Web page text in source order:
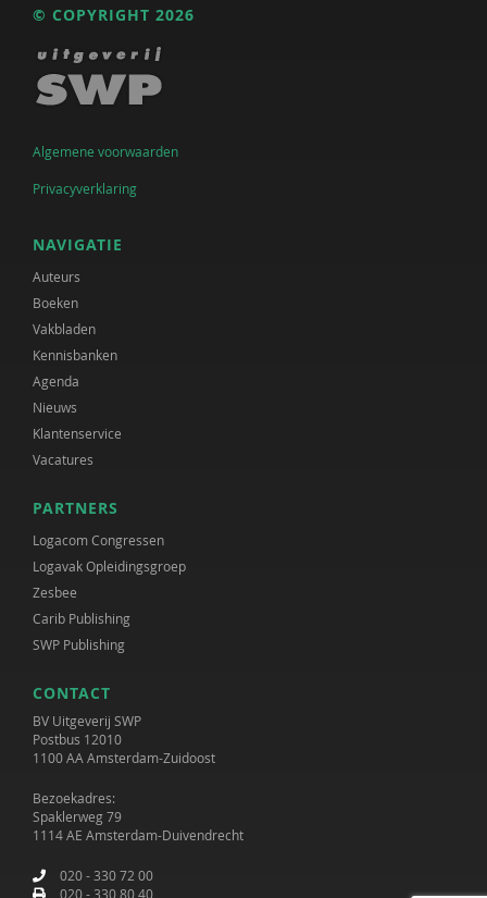
© COPYRIGHT 2026
Algemene voorwaarden
Privacyverklaring
NAVIGATIE
Auteurs
Boeken
Vakbladen
Kennisbanken
Agenda
Nieuws
Klantenservice
Vacatures
PARTNERS
Logacom Congressen
Logavak Opleidingsgroep
Zesbee
Carib Publishing
SWP Publishing
CONTACT
BV Uitgeverij SWP
Postbus 12010
1100 AA Amsterdam-Zuidoost
Bezoekadres:
Spaklerweg 79
1114 AE Amsterdam-Duivendrecht
020 - 330 72 00
020 - 330 80 40